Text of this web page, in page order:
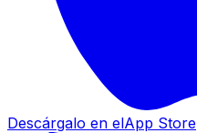
Descárgalo en elApp Store